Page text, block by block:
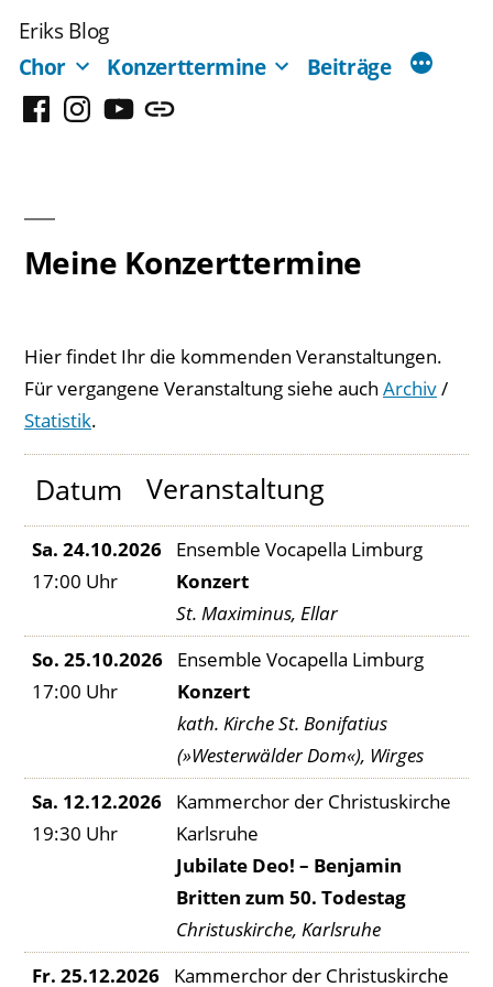
Inhalt
springen
Eriks Blog
Chor
Konzerttermine Beiträge
FacebookInstagram
YouTubeMastodon
Meine Konzerttermine
Hier findet Ihr die kommenden Veranstaltungen.
Für vergangene Veranstaltung siehe auch Archiv/
Statistik.
Datum Veranstaltung
Sa. 24.10.2026
17:00 Uhr
Ensemble Vocapella Limburg
Konzert
St. Maximinus, Ellar
So. 25.10.2026
17:00 Uhr
Ensemble Vocapella Limburg
Konzert
kath. Kirche St. Bonifatius
(»Westerwälder Dom«), Wirges
Sa. 12.12.2026
19:30 Uhr
Kammerchor der Christuskirche
Karlsruhe
Jubilate Deo! – Benjamin
Britten zum 50. Todestag
Christuskirche, Karlsruhe
Fr. 25.12.2026
Kammerchor der Christuskirche